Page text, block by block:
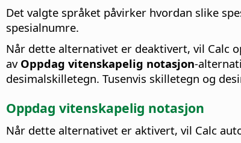
Det valgte språket påvirker hvordan slike
spesialnumre.
Når dette alternativet er deaktivert, vil Calc
av Oppdag vitenskapelig notasjon-
desimalskilletegn. Tusenvis skilletegn og
Oppdag vitenskapelig notasjon
Når dette alternativet er aktivert, vil Calc